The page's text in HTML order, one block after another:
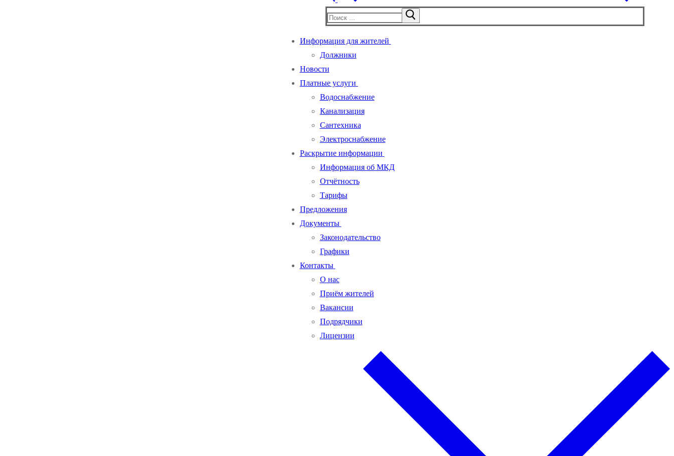
Информация для жителей
Должники
Новости
Платные услуги
Водоснабжение
Канализация
Сантехника
Электроснабжение
Раскрытие информации
Информация об МКД
Отчётность
Тарифы
Предложения
Документы
Законодательство
Графики
Контакты
О нас
Приём жителей
Вакансии
Подрядчики
Лицензии